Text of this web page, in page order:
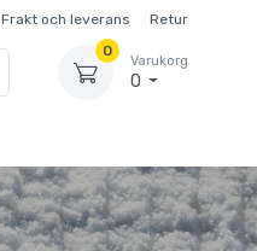
Frakt och leverans
Retur
0
Varukorg
0